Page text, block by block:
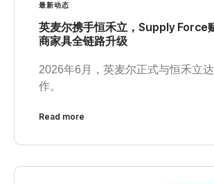
最新动态
英麦尔携手恒禾立，Supply Force
商家具全链路升级
2026年6月，英麦尔正式与恒禾立
作。
Read more